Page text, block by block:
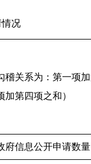
况
稽关系为：第一项
第四项之和）
府信息公开申请数量